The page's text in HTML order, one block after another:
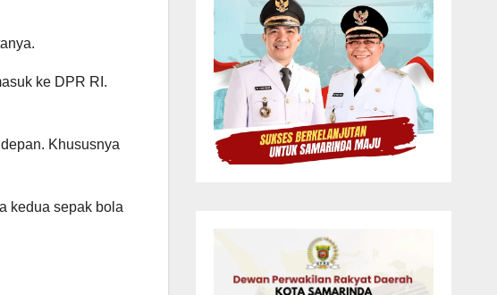
ke DPR RI.
Khususnya
kedua sepak bola